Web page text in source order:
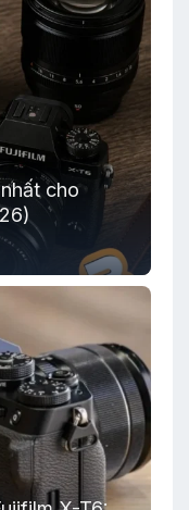
cho